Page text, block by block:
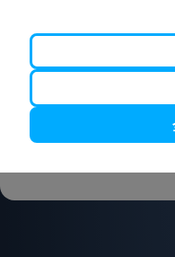
惠。 订阅接收新消息